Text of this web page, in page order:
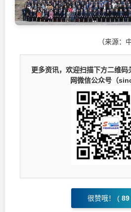
（来源：
更多资讯，欢迎扫描下方二维码
网微信公众号（
很赞哦！ ( 89